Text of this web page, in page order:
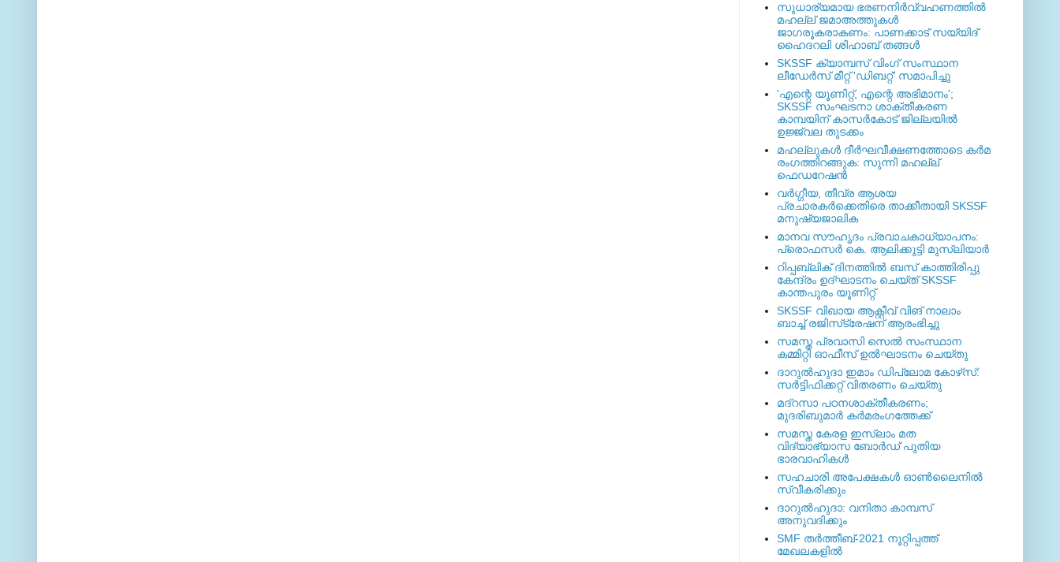
സുധാര്യമായ ഭരണനിര്‍വ്വഹണത്തില്‍
മഹല്ല് ജമാഅത്തുകള്‍
ജാഗരൂകരാകണം: പാണക്കാട് സയ്യിദ്
ഹൈദറലി ശിഹാബ് തങ്ങള്‍
SKSSF ക്യാമ്പസ് വിംഗ് സംസ്ഥാന
ലീഡേർസ് മീറ്റ് 'ഡിബറ്റ്' സമാപിച്ചു
'എന്റെ യൂണിറ്റ്, എന്റെ അഭിമാനം';
SKSSF സംഘടനാ ശാക്തീകരണ
കാമ്പയിന് കാസര്‍കോട് ജില്ലയില്‍
ഉജ്ജ്വല തുടക്കം
മഹല്ലുകള്‍ ദീര്‍ഘവീക്ഷണത്തോടെ കര്‍മ
രംഗത്തിറങ്ങുക: സുന്നി മഹല്ല്
ഫെഡറേഷന്‍
വര്‍ഗ്ഗീയ, തീവ്ര ആശയ
പ്രചാരകര്‍ക്കെതിരെ താക്കീതായി SKSSF
മനുഷ്യജാലിക
മാനവ സൗഹൃദം പ്രവാചകാധ്യാപനം:
പ്രൊഫസർ കെ. ആലിക്കുട്ടി മുസ്ലിയാർ
റിപ്പബ്ലിക് ദിനത്തില്‍ ബസ് കാത്തിരിപ്പു
കേന്ദ്രം ഉദ്ഘാടനം ചെയ്ത്‌ SKSSF
കാന്തപുരം യൂണിറ്റ്
SKSSF വിഖായ ആക്റ്റീവ് വിങ് നാലാം
ബാച്ച് രജിസ്‌ട്രേഷന് ആരംഭിച്ചു
സമസ്ത പ്രവാസി സെല്‍ സംസ്ഥാന
കമ്മിറ്റി ഓഫീസ് ഉല്‍ഘാടനം ചെയ്തു
ദാറുല്‍ഹുദാ ഇമാം ഡിപ്ലോമ കോഴ്‌സ്:
സര്‍ട്ടിഫിക്കറ്റ് വിതരണം ചെയ്തു
മദ്‌റസാ പഠനശാക്തീകരണം;
മുദരിബുമാര്‍ കര്‍മരംഗത്തേക്ക്
സമസ്ത കേരള ഇസ്ലാം മത
വിദ്യാഭ്യാസ ബോര്‍ഡ് പുതിയ
ഭാരവാഹികള്‍
സഹചാരി അപേക്ഷകൾ ഓൺലൈനിൽ
സ്വീകരിക്കും
ദാറുല്‍ഹുദാ: വനിതാ കാമ്പസ്
അനുവദിക്കും
SMF തര്‍ത്തീബ്-2021 നൂറ്റിപ്പത്ത്
മേഖലകളില്‍